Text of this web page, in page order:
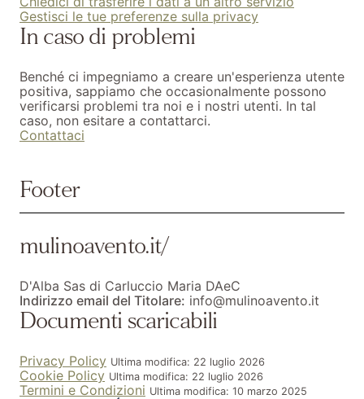
Gestisci le tue preferenze sulla privacy
In caso di problemi
Benché ci impegniamo a creare un'esperienza utente
positiva, sappiamo che occasionalmente possono
verificarsi problemi tra noi e i nostri utenti. In tal
caso, non esitare a contattarci.
Contattaci
Footer
mulinoavento.it/
D'Alba Sas di Carluccio Maria DAeC
Indirizzo email del Titolare: info@mulinoavento.it
Documenti scaricabili
Privacy Policy Ultima modifica: 22 luglio 2026
Cookie Policy Ultima modifica: 22 luglio 2026
Termini e Condizioni Ultima modifica: 10 marzo 2025